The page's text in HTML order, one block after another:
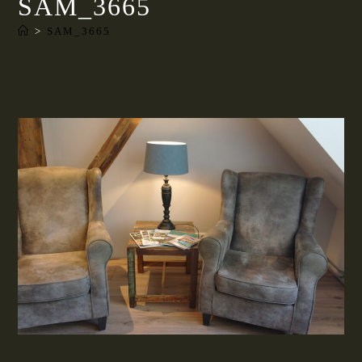
SAM_3665
> SAM_3665